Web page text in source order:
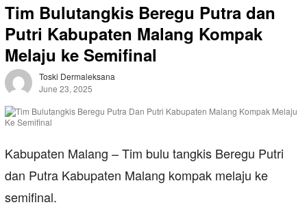
Tim Bulutangkis Beregu Putra dan
Putri Kabupaten Malang Kompak
Melaju ke Semifinal
Toski Dermaleksana
June 23, 2025
Kabupaten Malang – Tim bulu tangkis Beregu Putri
dan Putra Kabupaten Malang kompak melaju ke
semifinal.